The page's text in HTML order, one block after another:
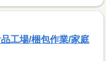
工場/梱包作業/家庭